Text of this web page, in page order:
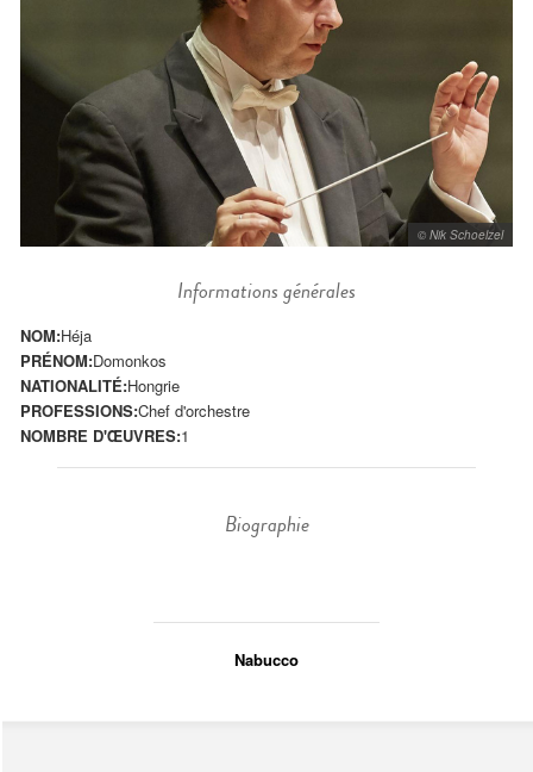
© Nik Schoelzel
Informations générales
NOM:Héja
PRÉNOM:Domonkos
NATIONALITÉ:Hongrie
PROFESSIONS:Chef d'orchestre
NOMBRE D'ŒUVRES:1
Biographie
Nabucco